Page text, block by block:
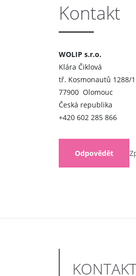
Kontakt
WOLIP s.r.o.
Klára Čiklová
tř. Kosmonautů 1288/1
77900 Olomouc
Česká republika
+420 602 285 866
Odpovědět